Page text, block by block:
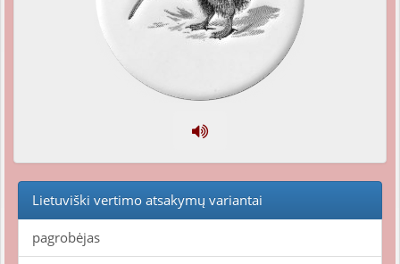
Lietuviški vertimo atsakymų variantai
pagrobėjas